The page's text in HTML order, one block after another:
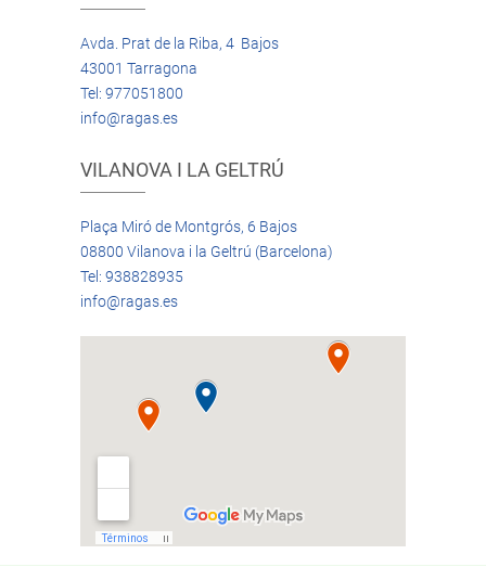
Avda. Prat de la Riba, 4 Bajos
43001 Tarragona
Tel: 977051800
info@ragas.es
VILANOVA I LA GELTRÚ
Plaça Miró de Montgrós, 6 Bajos
08800 Vilanova i la Geltrú (Barcelona)
Tel: 938828935
info@ragas.es